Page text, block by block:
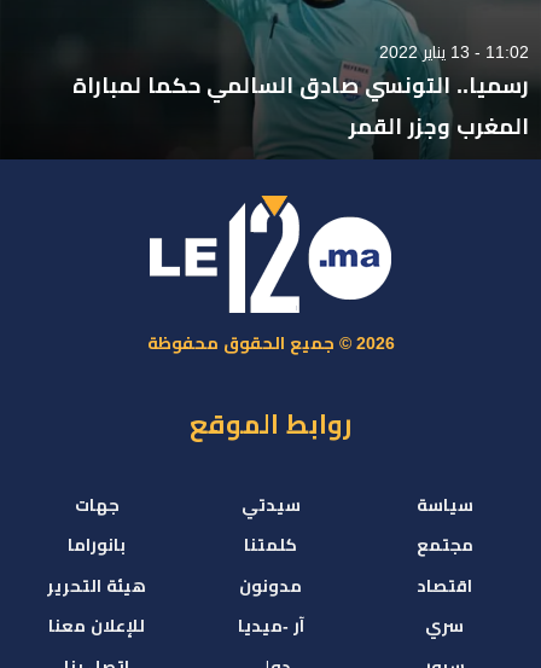
11:02 - 13 يناير 2022
رسميا.. التونسي صادق السالمي حكما لمباراة
المغرب وجزر القمر
2026 © جميع الحقوق محفوظة
روابط الموقع
سياسة
مجتمع
اقتصاد
سري
سيدتي
كلمتنا
مدونون
آر -ميديا
جهات
بانوراما
هيئة التحرير
للإعلان معنا